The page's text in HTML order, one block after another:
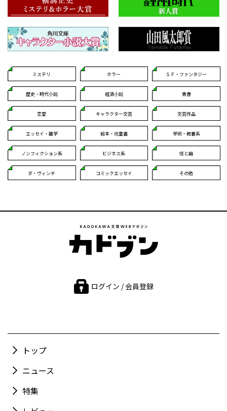
ミステリ ホラー ＳＦ・ファンタジー
歴史・時代小説 経済小説 青春
恋愛 キャラクター文芸 文芸作品
エッセイ・雑学 絵本・児童書 学術・教養系
ノンフィクション系 ビジネス系 怪と幽
ダ・ヴィンチ コミックエッセイ その他
ログイン / 会員登録
トップ
ニュース
特集